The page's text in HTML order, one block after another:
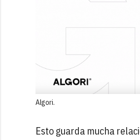
Algori.
Esto guarda mucha